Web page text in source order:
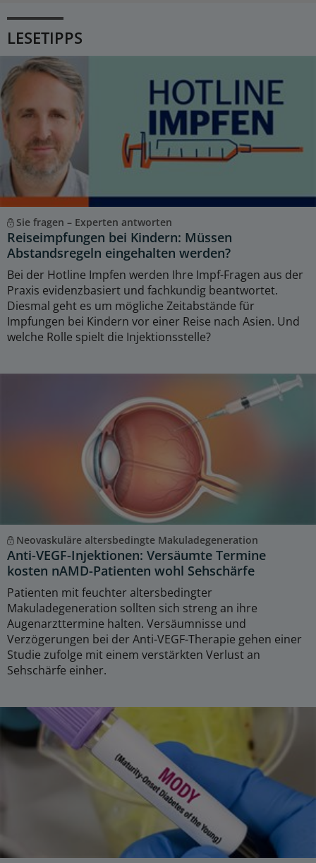
LESETIPPS
Sie fragen – Experten antworten
Reiseimpfungen bei Kindern: Müssen
Abstandsregeln eingehalten werden?
Bei der Hotline Impfen werden Ihre Impf-Fragen aus der
Praxis evidenzbasiert und fachkundig beantwortet.
Diesmal geht es um mögliche Zeitabstände für
Impfungen bei Kindern vor einer Reise nach Asien. Und
welche Rolle spielt die Injektionsstelle?
Neovaskuläre altersbedingte Makuladegeneration
Anti-VEGF-Injektionen: Versäumte Termine
kosten nAMD-Patienten wohl Sehschärfe
Patienten mit feuchter altersbedingter
Makuladegeneration sollten sich streng an ihre
Augenarzttermine halten. Versäumnisse und
Verzögerungen bei der Anti-VEGF-Therapie gehen einer
Studie zufolge mit einem verstärkten Verlust an
Sehschärfe einher.